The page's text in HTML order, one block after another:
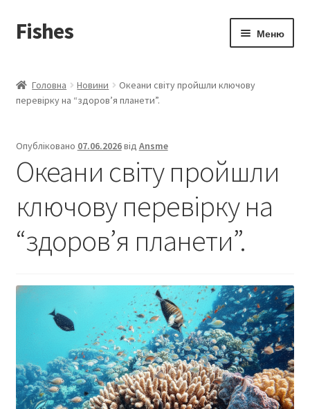
Перейти
до
Перейти
до
Fishes Меню
Новини
Аналітика цін
меню
Торгівельні марки
меню
Вітрина магазин
Головна Новини
Океани світу пройшли ключову
перевірку на “здоров’я планети”.
Опубліковано 07.06.2026від Ansme
Океани світу пройшли
ключову перевірку на
“здоров’я планети”.